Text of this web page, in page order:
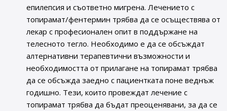
епилепсия и съответно мигрена. Лечението с
топирамат/фентермин трябва да се осъществява от
лекар с професионален опит в поддържане на
телесното тегло. Необходимо е да се обсъждат
алтернативни терапевтични възможности и
необходимостта от прилагане на топирамат трябва
да се обсъжда заедно с пациентката поне веднъж
годишно. Тези, които провеждат лечение с
топирамат трябва да бъдат преоценявани, за да се